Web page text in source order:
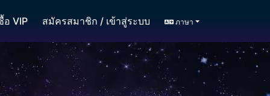
VIP สมัครสมาชิก / เข้าสู่ระบบ ภาษา